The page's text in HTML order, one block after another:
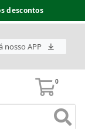
descontos
nosso APP
0